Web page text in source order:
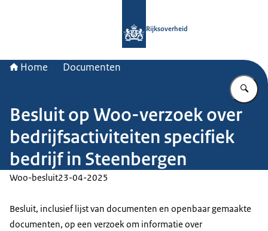
Rijksoverheid
Home Documenten
Besluit op Woo-verzoek over
bedrijfsactiviteiten specifiek
bedrijf in Steenbergen
Woo-besluit23-04-2025
Besluit, inclusief lijst van documenten en openbaar gemaakte
documenten, op een verzoek om informatie over